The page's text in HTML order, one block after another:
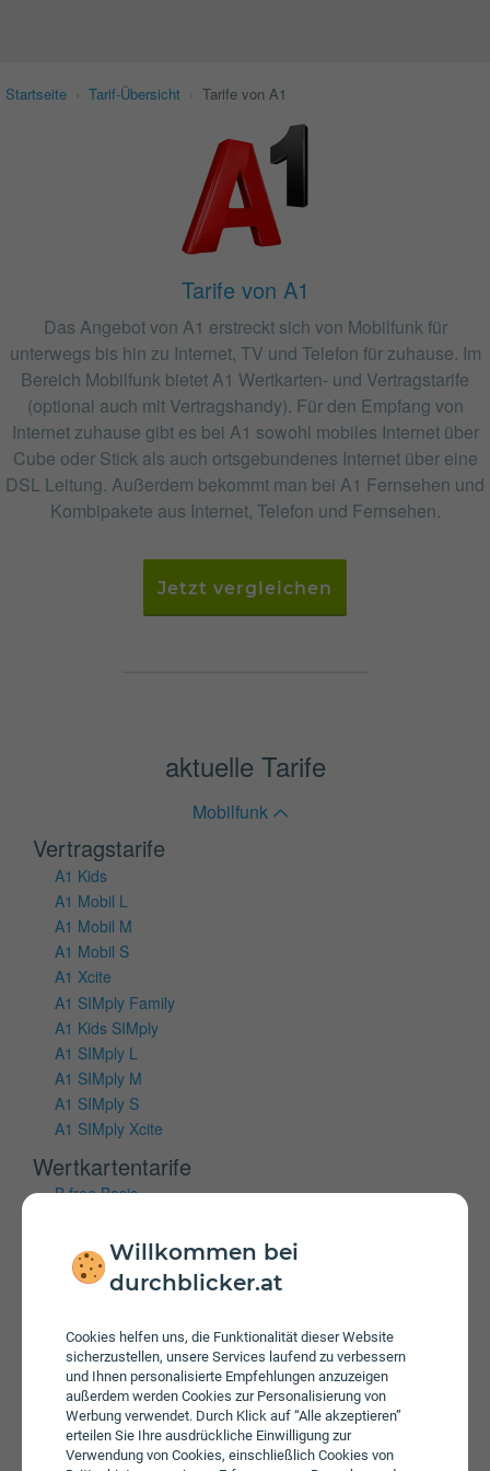
Willkommen bei
durchblicker.at
Cookies helfen uns, die Funktionalität dieser Website
sicherzustellen, unsere Services laufend zu verbessern
und Ihnen personalisierte Empfehlungen anzuzeigen
außerdem werden Cookies zur Personalisierung von
Werbung verwendet. Durch Klick auf “Alle akzeptieren”
erteilen Sie Ihre ausdrückliche Einwilligung zur
Verwendung von Cookies, einschließlich Cookies von
Startseite Tarif-Übersicht Tarife von A1
Tarife von A1
Das Angebot von A1 erstreckt sich von Mobilfunk für
unterwegs bis hin zu Internet, TV und Telefon für zuhause. Im
Bereich Mobilfunk bietet A1 Wertkarten- und Vertragstarife
(optional auch mit Vertragshandy). Für den Empfang von
Internet zuhause gibt es bei A1 sowohl mobiles Internet über
Cube oder Stick als auch ortsgebundenes Internet über eine
DSL Leitung. Außerdem bekommt man bei A1 Fernsehen und
Kombipakete aus Internet, Telefon und Fernsehen.
Jetzt vergleichen
aktuelle Tarife
Mobilfunk
Vertragstarife
A1 Kids
A1 Mobil L
A1 Mobil M
A1 Mobil S
A1 Xcite
A1 SIMply Family
A1 Kids SIMply
A1 SIMply L
A1 SIMply M
A1 SIMply S
A1 SIMply Xcite
Wertkartentarife
B.free Basic
B.free M Wertkarte
B.free S Wertkarte
Vertragstarife
A1 Cube Internet 100 Flex
A1 Cube Internet 150 Flex
A1 Cube Internet 50 Flex
A1 Xcite Cube